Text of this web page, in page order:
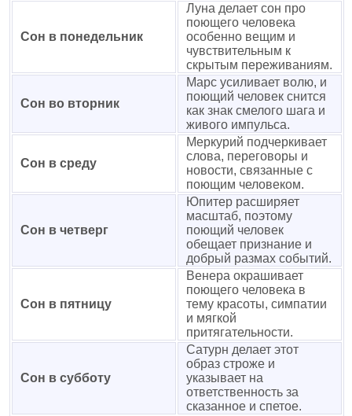
Сон в понедельник
Луна делает сон про
поющего человека
особенно вещим и
чувствительным к
скрытым переживаниям.
Сон во вторник
Марс усиливает волю, и
поющий человек снится
как знак смелого шага и
живого импульса.
Сон в среду
Меркурий подчеркивает
слова, переговоры и
новости, связанные с
поющим человеком.
Сон в четверг
Юпитер расширяет
масштаб, поэтому
поющий человек
обещает признание и
добрый размах событий.
Сон в пятницу
Венера окрашивает
поющего человека в
тему красоты, симпатии
и мягкой
притягательности.
Сон в субботу
Сатурн делает этот
образ строже и
указывает на
ответственность за
сказанное и спетое.